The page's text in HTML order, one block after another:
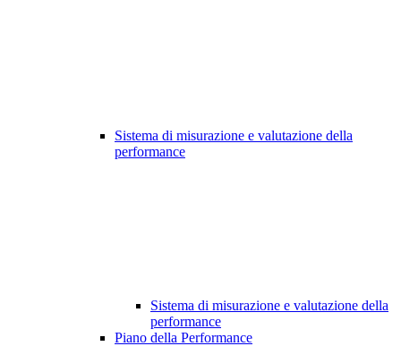
Sistema di misurazione e valutazione della
performance
Sistema di misurazione e valutazione della
performance
Piano della Performance